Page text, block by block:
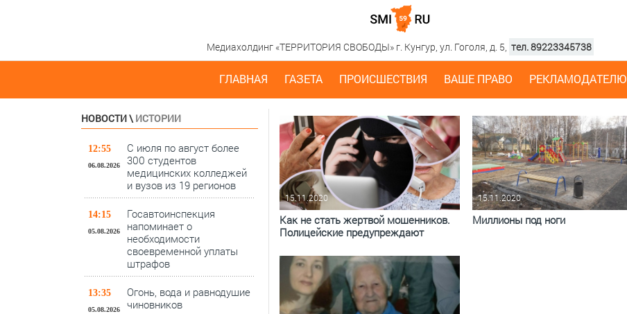
Медиахолдинг «ТЕРРИТОРИЯ СВОБОДЫ» г. Кунгур, ул. Гоголя, д. 5, тел. 89223345738
ГЛАВНАЯ ГАЗЕТА ПРОИСШЕСТВИЯ ВАШЕ ПРАВО РЕКЛАМОДАТЕЛЮ
НОВОСТИ\ ИСТОРИИ
12:55
06.08.2026
С июля по август более
300 студентов
медицинских колледжей
и вузов из 19 регионов
14:15
05.08.2026
Госавтоинспекция
напоминает о
необходимости
своевременной уплаты
штрафов
13:35
05.08.2026
Огонь, вода и равнодушие
чиновников
15.11.2020
Как не стать жертвой мошенников.
Полицейские предупреждают
15.11.2020
Миллионы под ноги